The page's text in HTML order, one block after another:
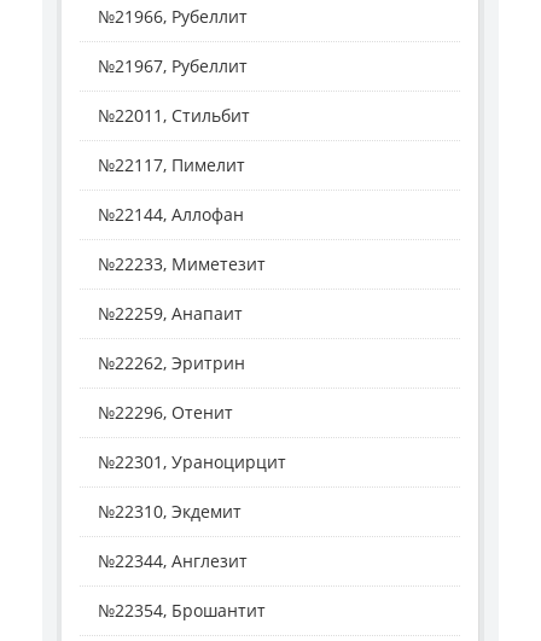
№21966, Рубеллит
№21967, Рубеллит
№22011, Стильбит
№22117, Пимелит
№22144, Аллофан
№22233, Миметезит
№22259, Анапаит
№22262, Эритрин
№22296, Отенит
№22301, Ураноцирцит
№22310, Экдемит
№22344, Англезит
№22354, Брошантит